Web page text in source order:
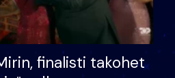
finalisti takohet